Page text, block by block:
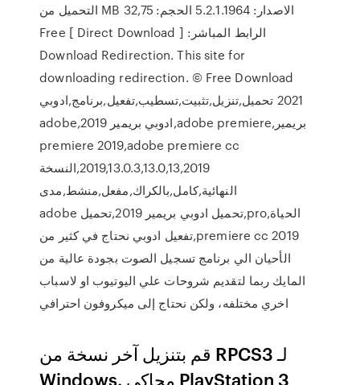
الاصدار: 5.2.1.1964 الحجم: 32,75 MB التحميل من
الرابط المباشر: [ Direct Download ] Free
Download Redirection. This site for
downloading redirection. © Free Download
2021 تحميل,تنزيل,تثبيت,تسطيب,تفعيل,برنامج,ادوبي
بريمير,adobe premiere,ادوبي بريمير 2019,adobe
premiere 2019,adobe premiere cc
2019,13.0.3,13.0,13,2019,النسخة
النهائية,كامل,بالكراك,مفعل,منشط,مدى
الحياة,pro,تحميل ادوبي بريمير 2019,تحميل adobe
premiere cc 2019,تفعيل ادوبي نحتاج في كثير من
الأحيان الي برنامج تسجيل الصوت بجودة عالية من
المايك ربما لتقديم شروحات علي اليوتيوب او لاسباب
اخري مختلفه، ولكن نحتاج إلى ميكروفون احترافي
قم بتنزيل آخر نسخة من RPCS3 لـ
Windows. محاكي PlayStation 3